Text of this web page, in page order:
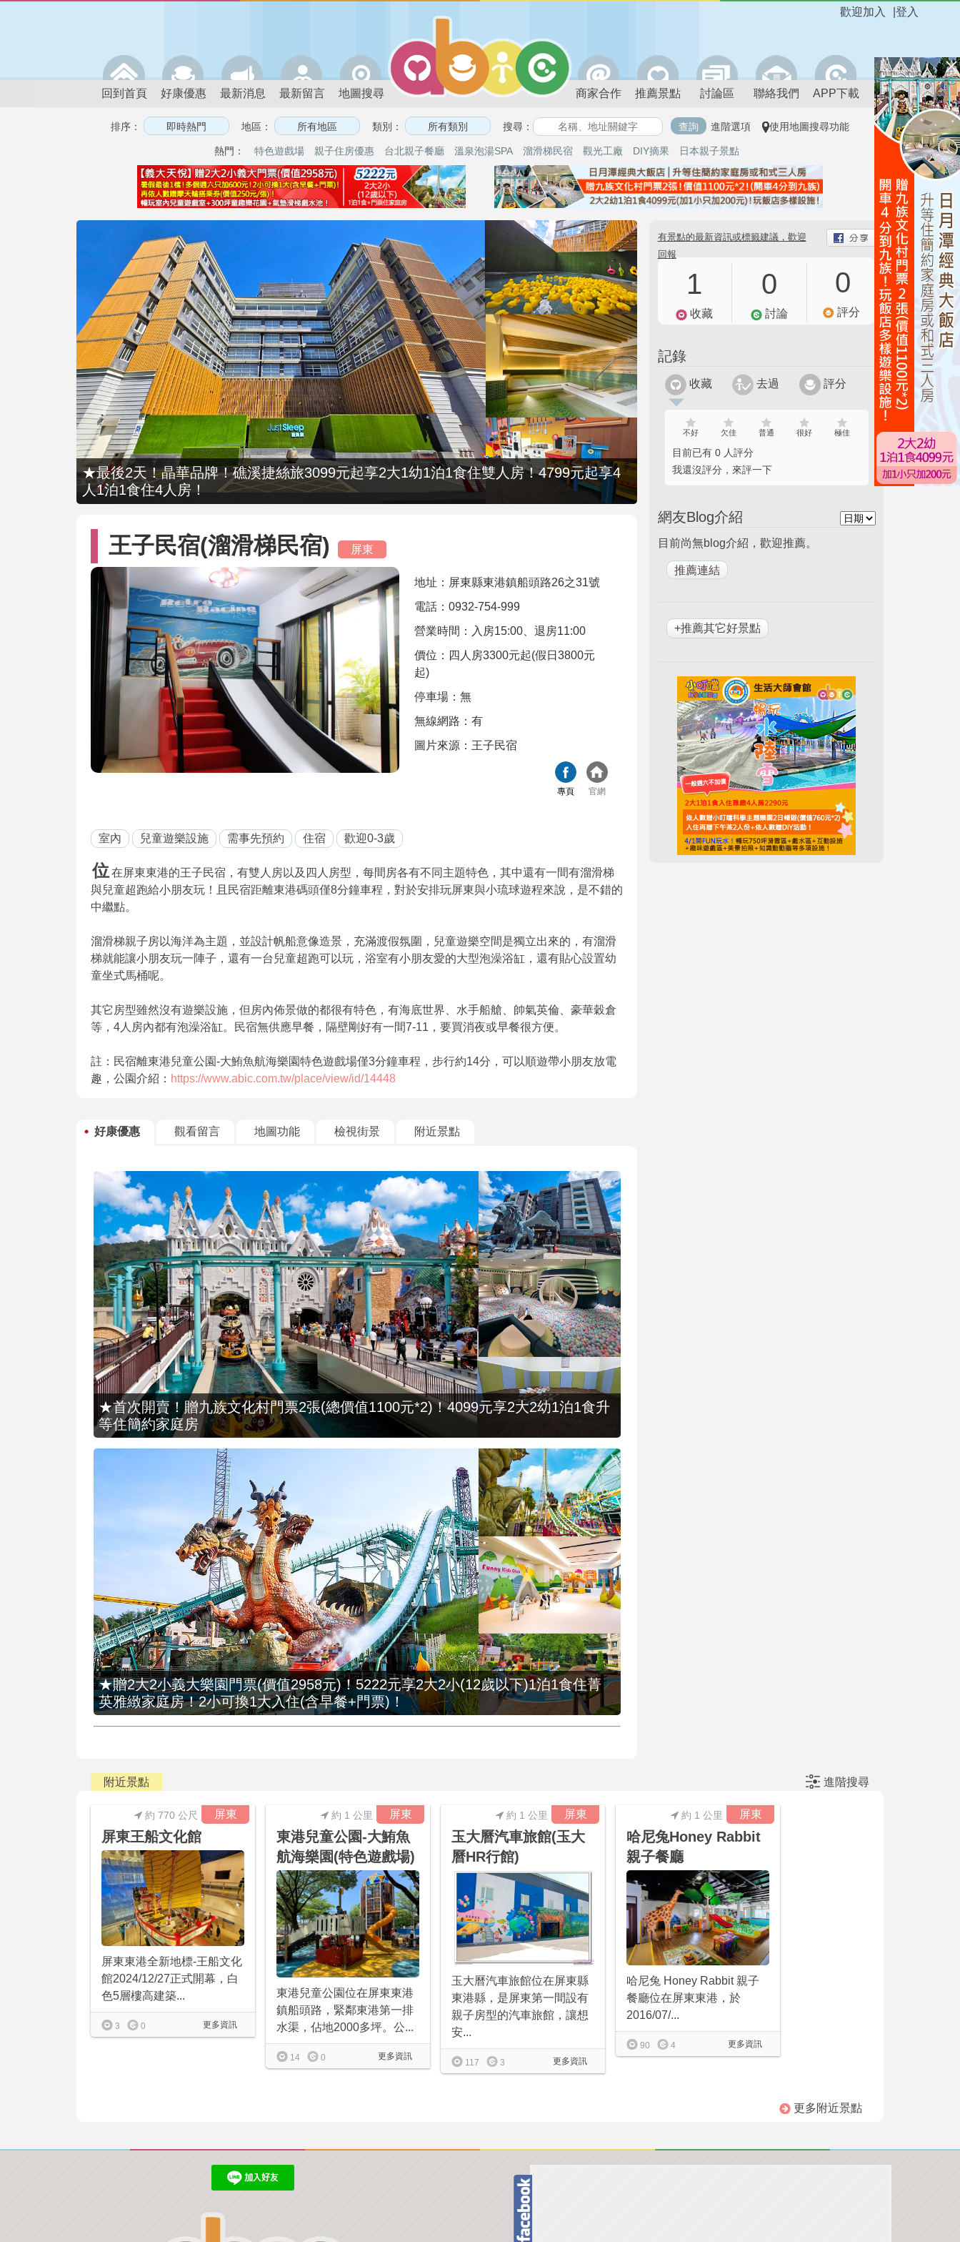
登入
歡迎加入
回到首頁 好康優惠 最新消息 最新留言 地圖搜尋 商家合作 推薦景點 討論區 聯絡我們 APP下載
排序： 地區： 類別： 搜尋： 進階選項 使用地圖搜尋功能
熱門： 特色遊戲場 親子住房優惠 台北親子餐廳 溫泉泡湯SPA 溜滑梯民宿 觀光工廠 DIY摘果 日本親子景點
★最後2天！晶華品牌！礁溪捷絲旅3099元起享2大1幼1泊1食住雙人房！4799元起享4
人1泊1食住4人房！
王子民宿(溜滑梯民宿) 屏東
地址：屏東縣東港鎮船頭路26之31號
電話：0932-754-999
營業時間：入房15:00、退房11:00
價位：四人房3300元起(假日3800元
起)
停車場：無
無線網路：有
圖片來源：王子民宿
專頁 官網
室內 兒童遊樂設施 需事先預約 住宿 歡迎0-3歲
位 在屏東東港的王子民宿，有雙人房以及四人房型，每間房各有不同主題特色，其中還有一間有溜滑梯
與兒童超跑給小朋友玩！且民宿距離東港碼頭僅8分鐘車程，對於安排玩屏東與小琉球遊程來說，是不錯的
中繼點。
溜滑梯親子房以海洋為主題，並設計帆船意像造景，充滿渡假氛圍，兒童遊樂空間是獨立出來的，有溜滑
梯就能讓小朋友玩一陣子，還有一台兒童超跑可以玩，浴室有小朋友愛的大型泡澡浴缸，還有貼心設置幼
童坐式馬桶呢。
其它房型雖然沒有遊樂設施，但房內佈景做的都很有特色，有海底世界、水手船艙、帥氣英倫、豪華穀倉
等，4人房內都有泡澡浴缸。民宿無供應早餐，隔壁剛好有一間7-11，要買消夜或早餐很方便。
註：民宿離東港兒童公園-大鮪魚航海樂園特色遊戲場僅3分鐘車程，步行約14分，可以順遊帶小朋友放電
趣，公園介紹： https://www.abic.com.tw/place/view/id/14448
好康優惠 觀看留言 地圖功能 檢視街景 附近景點
★首次開賣！贈九族文化村門票2張(總價值1100元*2)！4099元享2大2幼1泊1食升
等住簡約家庭房
★贈2大2小義大樂園門票(價值2958元)！5222元享2大2小(12歲以下)1泊1食住菁
英雅緻家庭房！2小可換1大入住(含早餐+門票)！
有景點的最新資訊或標籤建議，歡迎
回報
1
收藏
0
討論
0
評分
記錄
收藏 去過 評分
不好 欠佳 普通 很好 極佳
目前已有 0 人評分
我還沒評分，來評一下
網友Blog介紹
目前尚無blog介紹，歡迎推薦。
+推薦其它好景點
附近景點 進階搜尋
屏東
約 770 公尺
屏東王船文化館
屏東東港全新地標-王船文化
館2024/12/27正式開幕，白
色5層樓高建築...
更多資訊
3 0
屏東
約 1 公里
東港兒童公園-大鮪魚
航海樂園(特色遊戲場)
東港兒童公園位在屏東東港
鎮船頭路，緊鄰東港第一排
水渠，佔地2000多坪。公...
更多資訊
14 0
屏東
約 1 公里
玉大曆汽車旅館(玉大
曆HR行館)
玉大曆汽車旅館位在屏東縣
東港縣，是屏東第一間設有
親子房型的汽車旅館，讓想
安...
更多資訊
117 3
屏東
約 1 公里
哈尼兔Honey Rabbit
親子餐廳
哈尼兔 Honey Rabbit 親子
餐廳位在屏東東港，於
2016/07/...
更多資訊
90 4
更多附近景點